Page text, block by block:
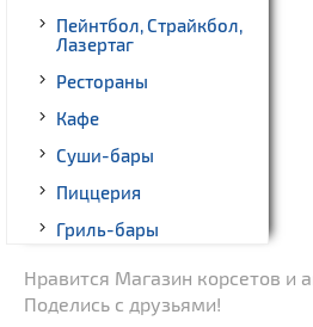
Пейнтбол, Страйкбол,
Лазертаг
Рестораны
Кафе
Суши-бары
Пиццерия
Гриль-бары
Театры
Нравится Магазин корсетов и
Поделись с друзьями!